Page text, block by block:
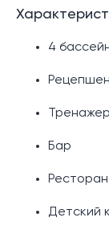
4
Рецепшен
Бар
Ресторан
Детский